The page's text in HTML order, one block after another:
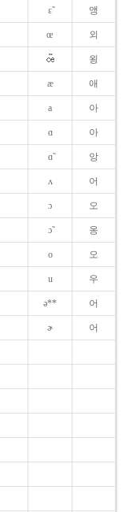
ɛ̃ 앵
œ 외
욍
æ 애
a 아
ɑ 아
ɑ̃ 앙
ʌ 어
ɔ 오
ɔ̃ 옹
o 오
u 우
ə** 어
ɚ 어